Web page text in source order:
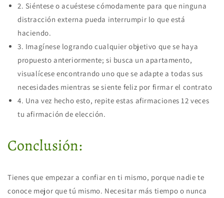
2. Siéntese o acuéstese cómodamente para que ninguna
distracción externa pueda interrumpir lo que está
haciendo.
3. Imagínese logrando cualquier objetivo que se haya
propuesto anteriormente; si busca un apartamento,
visualícese encontrando uno que se adapte a todas sus
necesidades mientras se siente feliz por firmar el contrato
4. Una vez hecho esto, repite estas afirmaciones 12 veces
tu afirmación de elección.
Conclusión:
Tienes que empezar a confiar en ti mismo, porque nadie te
conoce mejor que tú mismo. Necesitar más tiempo o nunca